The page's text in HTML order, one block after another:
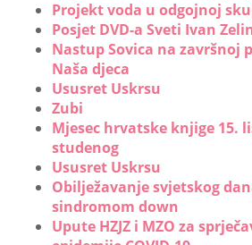
Projekt voda u odgojnoj
Posjet DVD-a Sveti Ivan
Nastup Sovica na završnoj
Naša djeca
Ususret Uskrsu
Zubi
Mjesec hrvatske knjige 15.
studenog
Ususret Uskrsu
Obilježavanje svjetskog
sindromom down
Upute HZJZ i MZO za